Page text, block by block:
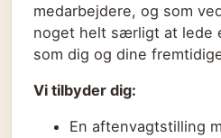
medarbejdere, og som
noget helt særligt at lede
som dig og dine
Vi tilbyder dig:
En aftenvagtstilling